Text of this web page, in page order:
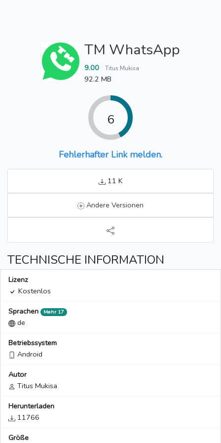
TM WhatsApp
9.00 Titus Mukisa
92.2 MB
6
Fehlerhafter Link melden.
11 K
Andere Versionen
TECHNISCHE INFORMATION
Lizenz
Kostenlos
Sprachen Mehr 17
de
Betriebssystem
Android
Autor
Titus Mukisa
Herunterladen
11766
Größe